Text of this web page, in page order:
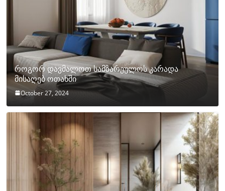
როგორ დავმალოთ სამზარეულოს კარადა
მისაღებ ოთახში
October 27, 2024